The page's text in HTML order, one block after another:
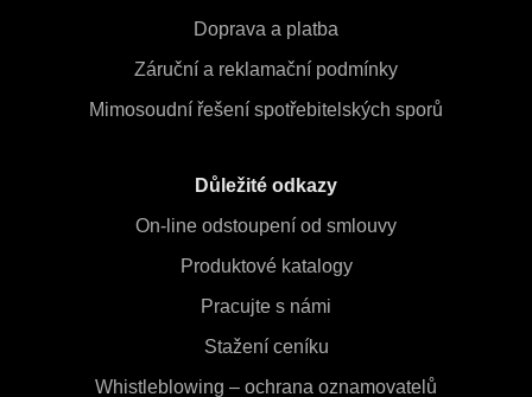
Doprava a platba
Záruční a reklamační podmínky
Mimosoudní řešení spotřebitelských sporů
Důležité odkazy
On-line odstoupení od smlouvy
Produktové katalogy
Pracujte s námi
Stažení ceníku
Whistleblowing – ochrana oznamovatelů